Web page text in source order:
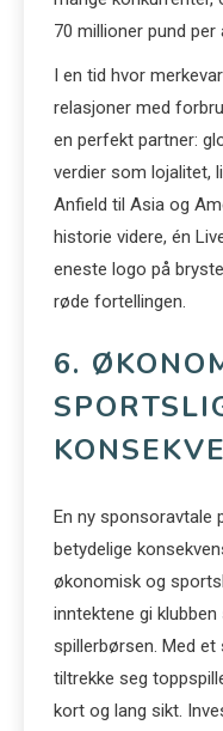
70 millioner pund
I en tid hvor
relasjoner med
en perfekt partner:
verdier som lojalitet,
Anfield til Asia og
historie videre, én
eneste logo på
røde fortellingen.
6.
En ny sponsoravtale
betydelige
økonomisk og
inntektene gi
spillerbørsen. Med
tiltrekke seg
kort og lang sikt.